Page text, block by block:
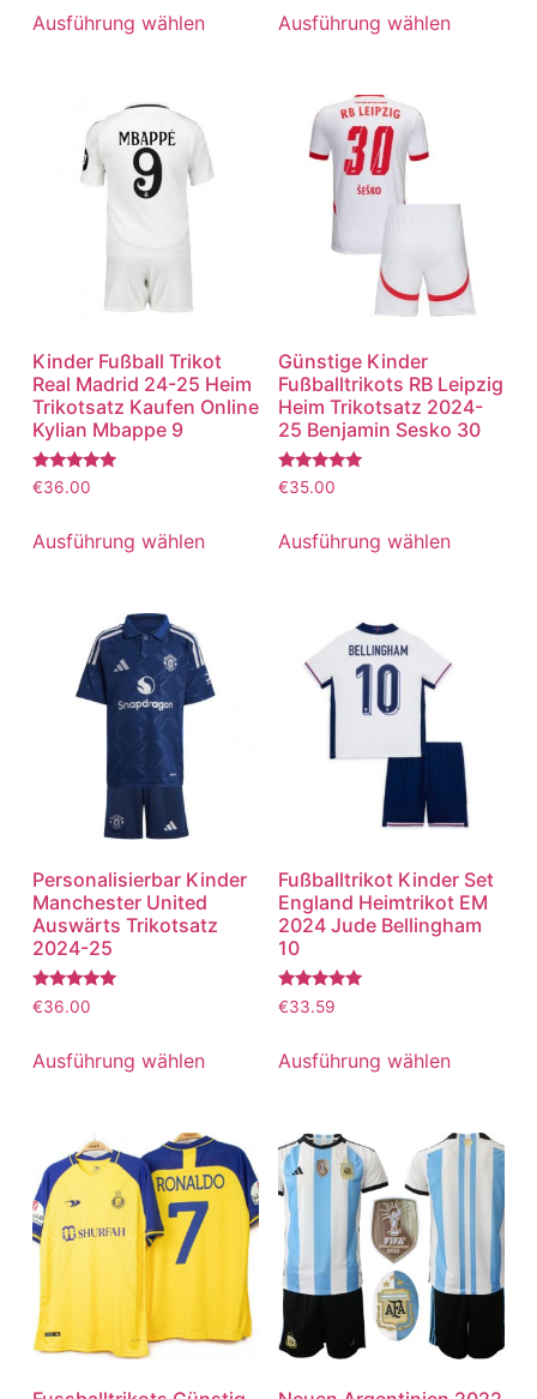
von 5
Ausführung wählen
von 5
Ausführung wählen
Kinder Fußball Trikot
Real Madrid 24-25 Heim
Trikotsatz Kaufen Online
Kylian Mbappe 9
Bewertet
mit
von 5
€36.00
Ausführung wählen
Günstige Kinder
Fußballtrikots RB Leipzig
Heim Trikotsatz 2024-
25 Benjamin Sesko 30
Bewertet
mit
von 5
€35.00
Ausführung wählen
Personalisierbar Kinder
Manchester United
Auswärts Trikotsatz
2024-25
Bewertet
mit
von 5
€36.00
Ausführung wählen
Fußballtrikot Kinder Set
England Heimtrikot EM
2024 Jude Bellingham
10
Bewertet
mit
von 5
€33.59
Ausführung wählen